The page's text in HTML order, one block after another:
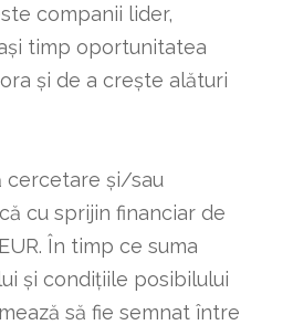
companii lider,
timp oportunitatea
și de a crește alături
cercetare și/sau
cu sprijin financiar de
În timp ce suma
și condițiile posibilului
să fie semnat între